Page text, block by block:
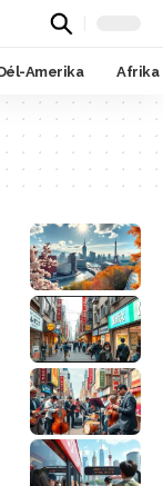
Amerika Afrika